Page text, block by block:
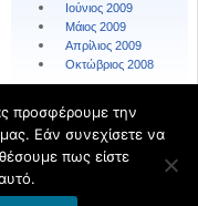
Ιούνιος 2009
Μάιος 2009
Απρίλιος 2009
Οκτώβριος 2008
ΔΔΕ Ηλείας.
προσβασιμότητας
προσφέρουμε την
Εάν συνεχίσετε να
πως είστε